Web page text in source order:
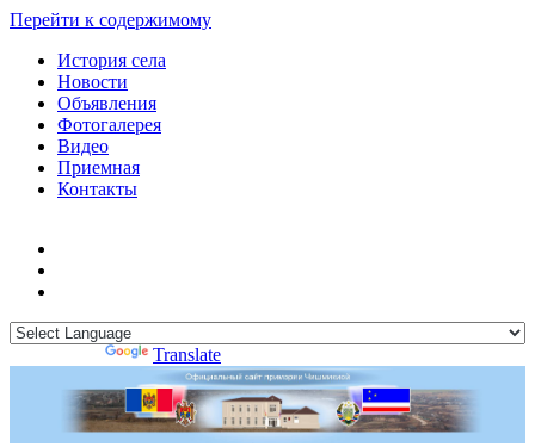
Перейти к содержимому
История села
Новости
Объявления
Фотогалерея
Видео
Приемная
Контакты
Translate